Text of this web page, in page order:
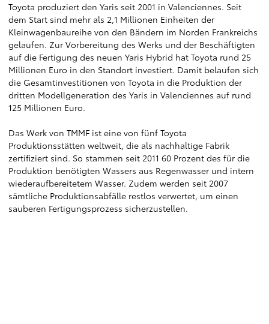
Toyota produziert den Yaris seit 2001 in Valenciennes. Seit
dem Start sind mehr als 2,1 Millionen Einheiten der
Kleinwagenbaureihe von den Bändern im Norden Frankreichs
gelaufen. Zur Vorbereitung des Werks und der Beschäftigten
auf die Fertigung des neuen Yaris Hybrid hat Toyota rund 25
Millionen Euro in den Standort investiert. Damit belaufen sich
die Gesamtinvestitionen von Toyota in die Produktion der
dritten Modellgeneration des Yaris in Valenciennes auf rund
125 Millionen Euro.
Das Werk von TMMF ist eine von fünf Toyota
Produktionsstätten weltweit, die als nachhaltige Fabrik
zertifiziert sind. So stammen seit 2011 60 Prozent des für die
Produktion benötigten Wassers aus Regenwasser und intern
wiederaufbereitetem Wasser. Zudem werden seit 2007
sämtliche Produktionsabfälle restlos verwertet, um einen
sauberen Fertigungsprozess sicherzustellen.